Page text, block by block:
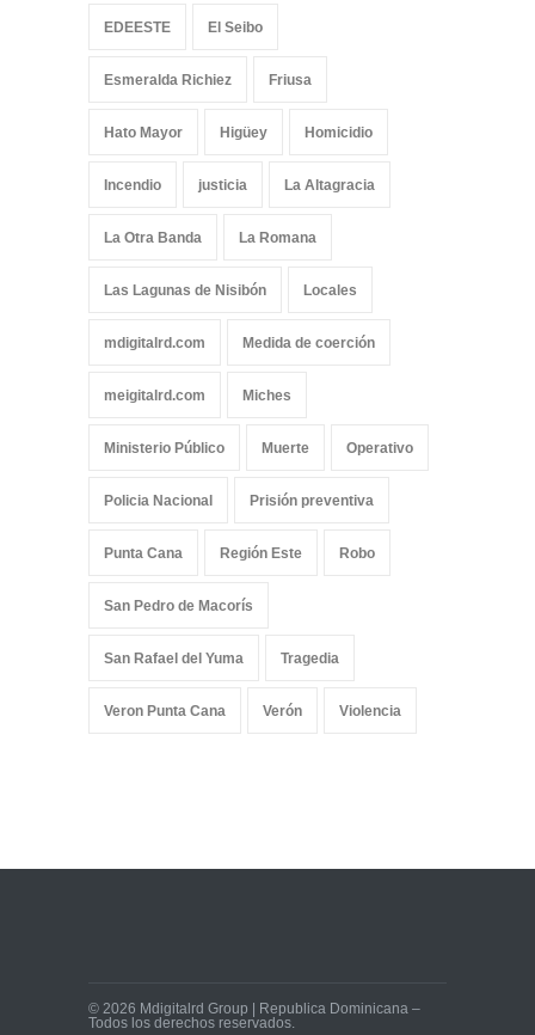
EDEESTE El Seibo
Esmeralda Richiez Friusa
Hato Mayor Higüey Homicidio
Incendio justicia La Altagracia
La Otra Banda La Romana
Las Lagunas de Nisibón Locales
mdigitalrd.com Medida de coerción
meigitalrd.com Miches
Ministerio Público Muerte Operativo
Policia Nacional Prisión preventiva
Punta Cana Región Este Robo
San Pedro de Macorís
San Rafael del Yuma Tragedia
Veron Punta Cana Verón Violencia
© 2026 Mdigitalrd Group | Republica Dominicana –
Todos los derechos reservados.